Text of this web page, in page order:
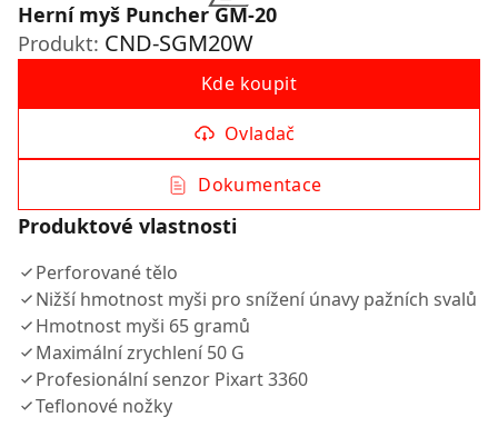
Herní myš Puncher GM-20
Produkt: CND-SGM20W
Kde koupit
Ovladač
Dokumentace
Produktové vlastnosti
Perforované tělo
Nižší hmotnost myši pro snížení únavy pažních svalů
Hmotnost myši 65 gramů
Maximální zrychlení 50 G
Profesionální senzor Pixart 3360
Teflonové nožky